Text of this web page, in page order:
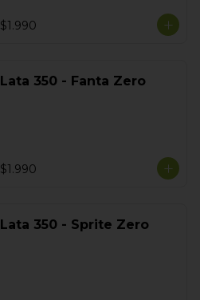
$1.990
Lata 350 - Fanta Zero
$1.990
Lata 350 - Sprite Zero